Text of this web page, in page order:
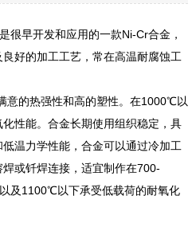
很早开发和应用的一款Ni-Cr合金，
好的加工工艺，常在高温耐腐蚀工
意的热强性和高的塑性。在1000℃以
化性能。合金长期使用组织稳定，具
温力学性能，合金可以通过冷加工
或钎焊连接，适宜制作在700-
及1100℃以下承受低载荷的耐氧化